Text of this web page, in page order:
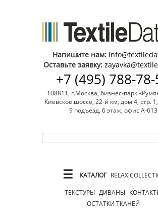
Напишите нам:
Оставьте заявку:
+7 (495) 788-78-
108811, г.Москва, бизнес-парк
Киевское шоссе, 22-й км, дом 4, стр.
9 подъезд, 6 этаж, офис А-613
☰ КАТАЛОГ RELAX
ТЕКСТУРЫ ДИВАНЫ
ОСТАТКИ ТКАНЕЙ